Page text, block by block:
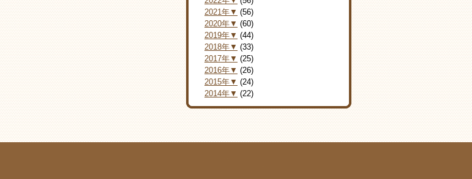
2021年▼ (56)
2020年▼ (60)
2019年▼ (44)
2018年▼ (33)
2017年▼ (25)
2016年▼ (26)
2015年▼ (24)
2014年▼ (22)